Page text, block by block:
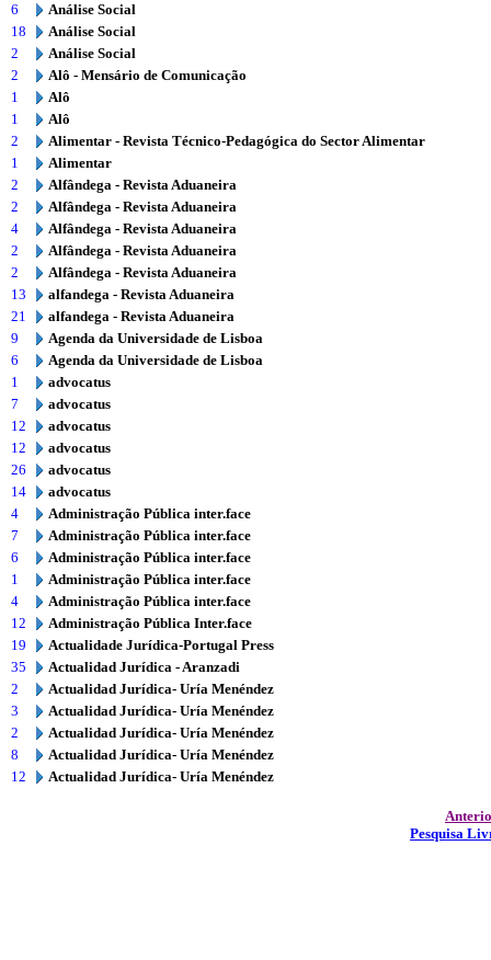
6
Análise Social
18
Análise Social
2
Análise Social
2
Alô - Mensário de Comunicação
1
Alô
1
Alô
2
Alimentar - Revista Técnico-Pedagógica do Sector Alimentar
1
Alimentar
2
Alfândega - Revista Aduaneira
2
Alfândega - Revista Aduaneira
4
Alfândega - Revista Aduaneira
2
Alfândega - Revista Aduaneira
2
Alfândega - Revista Aduaneira
13
alfandega - Revista Aduaneira
21
alfandega - Revista Aduaneira
9
Agenda da Universidade de Lisboa
6
Agenda da Universidade de Lisboa
1
advocatus
7
advocatus
12
advocatus
12
advocatus
26
advocatus
14
advocatus
4
Administração Pública inter.face
7
Administração Pública inter.face
6
Administração Pública inter.face
1
Administração Pública inter.face
4
Administração Pública inter.face
12
Administração Pública Inter.face
19
Actualidade Jurídica-Portugal Press
35
Actualidad Jurídica - Aranzadi
2
Actualidad Jurídica- Uría Menéndez
3
Actualidad Jurídica- Uría Menéndez
2
Actualidad Jurídica- Uría Menéndez
8
Actualidad Jurídica- Uría Menéndez
12
Actualidad Jurídica- Uría Menéndez
Pesquisa